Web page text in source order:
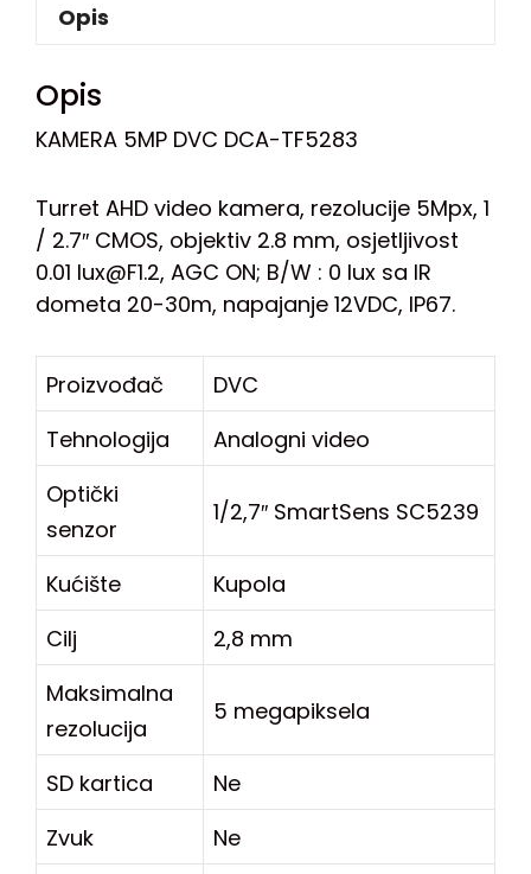
Opis
Opis
KAMERA 5MP DVC DCA-TF5283
Turret AHD video kamera, rezolucije 5Mpx, 1
/ 2.7″ CMOS, objektiv 2.8 mm, osjetljivost
0.01 lux@F1.2, AGC ON; B/W : 0 lux sa IR
dometa 20-30m, napajanje 12VDC, IP67.
Proizvođač
DVC
Tehnologija
Analogni video
Optički
senzor
1/2,7″ SmartSens SC5239
Kućište
Kupola
Cilj
2,8 mm
Maksimalna
rezolucija
5 megapiksela
SD kartica
Ne
Zvuk
Ne